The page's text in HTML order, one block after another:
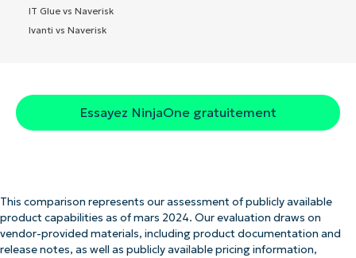
IT Glue vs Naverisk
Ivanti vs Naverisk
Essayez NinjaOne gratuitement
This comparison represents our assessment of publicly available
product capabilities as of mars 2024. Our evaluation draws on
vendor-provided materials, including product documentation and
release notes, as well as publicly available pricing information,